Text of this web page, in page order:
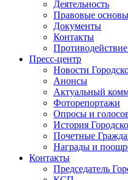
Деятельность
Правовые основы
Документы
Контакты
Пресс-центр
Новости
Анонсы
Актуальный
Фоторепортажи
Опросы и
История
Почетные
Награды и
Контакты
Председатель